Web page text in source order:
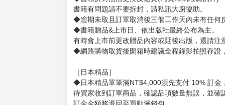
【下標前，請詳閱以下事項，完全同意才請下標
［一般商品］
◆有任何問題請聯繫客服。
用評價溝通者，日後將不再提供購書服務，請另
◆不同月份商品可一起結帳，等訂單內所有商品
◆預購商品皆無現貨，商品圖為示意圖，請以實
◆商品如有缺件、瑕疵，請務必取貨3日內留言
◆書籍拆封無法更換及退貨(內頁印刷瑕疵例外)